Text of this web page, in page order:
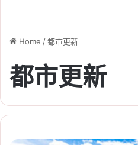
Home /都市更新
都市更新